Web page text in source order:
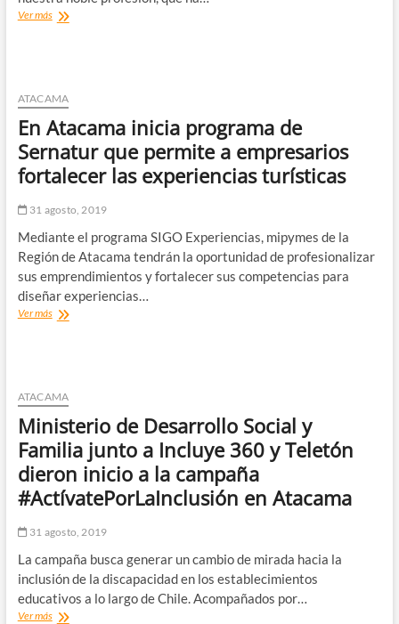
Ver más“Hoy
matron
no
es
partería”
La
en
hoy
31
agosto
cumple
185
ATACAMA
En Atacama inicia programa de
Sernatur que permite a empresarios
fortalecer las experiencias turísticas
31 agosto, 2019
Mediante el programa SIGO Experiencias, mipymes de la
Región de Atacama tendrán la oportunidad de profesionalizar
sus emprendimientos y fortalecer sus competencias para
diseñar experiencias…
Ver másEn
Sernatur
que
permite
empresarios
fortalecer
las
experiencias
ATACAMA
Ministerio de Desarrollo Social y
Familia junto a Incluye 360 y Teletón
dieron inicio a la campaña
#ActívatePorLaInclusión en Atacama
31 agosto, 2019
La campaña busca generar un cambio de mirada hacia la
inclusión de la discapacidad en los establecimientos
educativos a lo largo de Chile. Acompañados por…
Ver másMinisterio